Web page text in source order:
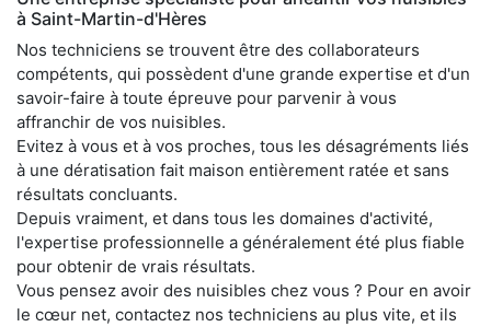
à Saint-Martin-d'Hères
Nos techniciens se trouvent être des collaborateurs
compétents, qui possèdent d'une grande expertise et d'un
savoir-faire à toute épreuve pour parvenir à vous
affranchir de vos nuisibles.
Evitez à vous et à vos proches, tous les désagréments liés
à une dératisation fait maison entièrement ratée et sans
résultats concluants.
Depuis vraiment, et dans tous les domaines d'activité,
l'expertise professionnelle a généralement été plus fiable
pour obtenir de vrais résultats.
Vous pensez avoir des nuisibles chez vous ? Pour en avoir
le cœur net, contactez nos techniciens au plus vite, et ils